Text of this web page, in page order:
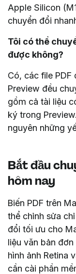
Apple Silicon
chuyển đổi
Tôi có thể
được không?
Có, các file
Preview đều
gồm cả tài liệu
ký trong
nguyên những
Bắt đầu
hôm nay
Biến PDF trên
thể chỉnh sửa
đổi tối ưu cho
liệu văn bản
hình ảnh Retina
cần cài phần